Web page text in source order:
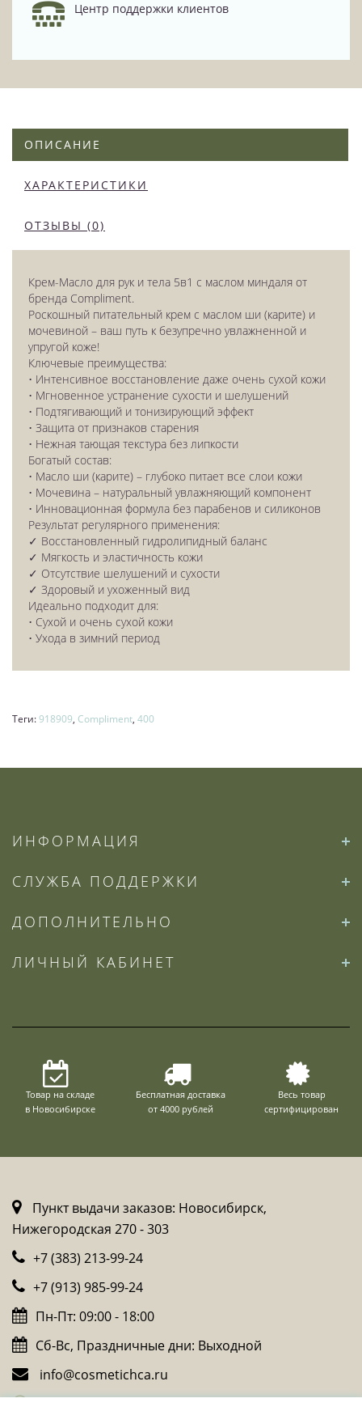
Центр поддержки клиентов
ОПИСАНИЕ
ХАРАКТЕРИСТИКИ
ОТЗЫВЫ (0)
Крем-Масло для рук и тела 5в1 с маслом миндаля от
бренда Compliment.
Роскошный питательный крем с маслом ши (карите) и
мочевиной – ваш путь к безупречно увлажненной и
упругой коже!
Ключевые преимущества:
• Интенсивное восстановление даже очень сухой кожи
• Мгновенное устранение сухости и шелушений
• Подтягивающий и тонизирующий эффект
• Защита от признаков старения
• Нежная тающая текстура без липкости
Богатый состав:
• Масло ши (карите) – глубоко питает все слои кожи
• Мочевина – натуральный увлажняющий компонент
• Инновационная формула без парабенов и силиконов
Результат регулярного применения:
✓ Восстановленный гидролипидный баланс
✓ Мягкость и эластичность кожи
✓ Отсутствие шелушений и сухости
✓ Здоровый и ухоженный вид
Идеально подходит для:
• Сухой и очень сухой кожи
• Ухода в зимний период
Теги:918909, Compliment, 400
ИНФОРМАЦИЯ
СЛУЖБА ПОДДЕРЖКИ
ДОПОЛНИТЕЛЬНО
ЛИЧНЫЙ КАБИНЕТ
Товар на складе
в Новосибирске
Бесплатная доставка
от 4000 рублей
Весь товар
сертифицирован
Пункт выдачи заказов: Новосибирск,
Нижегородская 270 - 303
+7 (383) 213-99-24
+7 (913) 985-99-24
Пн-Пт: 09:00 - 18:00
Сб-Вс, Праздничные дни: Выходной
info@cosmetichca.ru